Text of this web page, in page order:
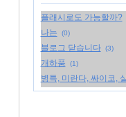
플래시로도 가능할까?
나는 (0)
블로그 닫습니다 (3)
개하품 (1)
병특, 미란다, 싸이코,